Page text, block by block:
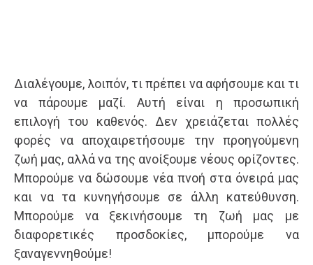
Διαλέγουμε, λοιπόν, τι πρέπει να αφήσουμε και τι
να πάρουμε μαζί. Αυτή είναι η προσωπική
επιλογή του καθενός. Δεν χρειάζεται πολλές
φορές να αποχαιρετήσουμε την προηγούμενη
ζωή μας, αλλά να της ανοίξουμε νέους ορίζοντες.
Μπορούμε να δώσουμε νέα πνοή στα όνειρά μας
και να τα κυνηγήσουμε σε άλλη κατεύθυνση.
Μπορούμε να ξεκινήσουμε τη ζωή μας με
διαφορετικές προσδοκίες, μπορούμε να
ξαναγεννηθούμε!